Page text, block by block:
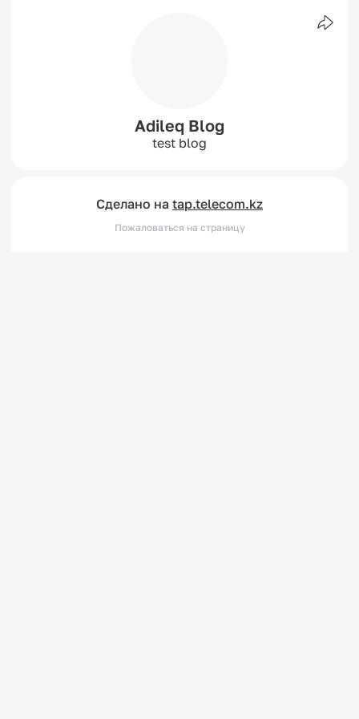
Adileq Blog
test blog
Сделано на tap.telecom.kz
Пожаловаться на страницу